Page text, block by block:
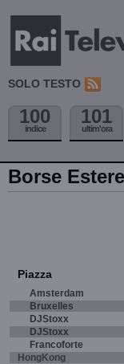
SOLO TESTO
100
indice
101
ultim'ora
Borse Estere
Piazza
Amsterdam
Bruxelles
DJStoxx
DJStoxx
Francoforte
HongKong